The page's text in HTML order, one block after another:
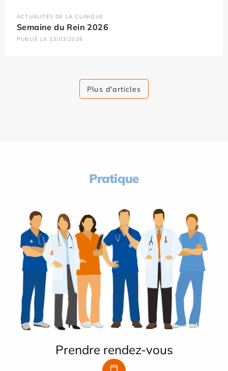
ACTUALITÉS DE LA CLINIQUE
Semaine du Rein 2026
PUBLIÉ LE 13/03/2026
Plus d'articles
Pratique
Prendre rendez-vous